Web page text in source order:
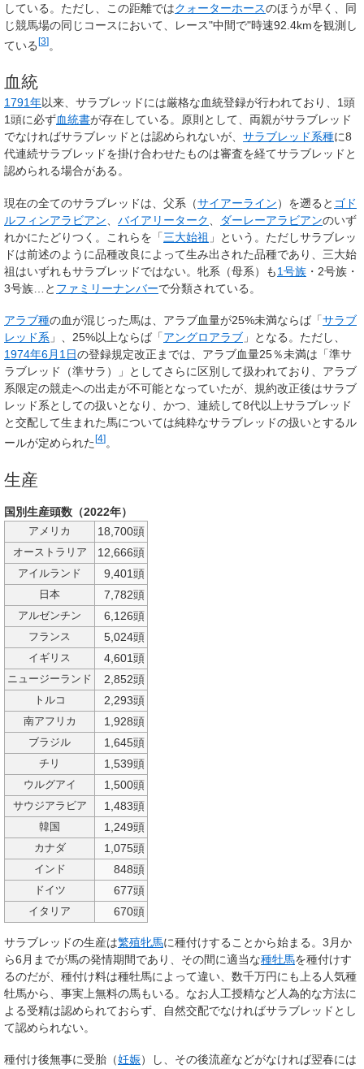
している。ただし、この距離ではクォーターホースのほうが早く、同
じ競馬場の同じコースにおいて、レース"中間で"時速92.4kmを観測し
ている[3]。
血統
1791年以来、サラブレッドには厳格な血統登録が行われており、1頭
1頭に必ず血統書が存在している。原則として、両親がサラブレッド
でなければサラブレッドとは認められないが、 サラブレッド系種に8
代連続サラブレッドを掛け合わせたものは審査を経てサラブレッドと
認められる場合がある。
現在の全てのサラブレッドは、父系（サイアーライン）を遡ると ゴド
ルフィンアラビアン
バイアリーターク ダーレーアラビアンのいず
れかにたどりつく。これらを「三大始祖 」という。ただしサラブレッ
ドは前述のように品種改良によって生み出された品種であり、三大始
祖はいずれもサラブレッドではない。牝系（母系）も1号族 ・2号族・
3号族…と ファミリーナンバーで分類されている。
アラブ種の血が混じった馬は、アラブ血量が25%未満ならば「サラブ
レッド系 」、25%以上ならば「アングロアラブ 」となる。ただし、
1974年6月1日の登録規定改正までは、アラブ血量25％未満は「準サ
ラブレッド（準サラ）」としてさらに区別して扱われており、アラブ
系限定の競走への出走が不可能となっていたが、規約改正後はサラブ
レッド系としての扱いとなり、かつ、連続して8代以上サラブレッド
と交配して生まれた馬については純粋なサラブレッドの扱いとするル
ールが定められた [4] 。
生産
国別生産頭数（2022年）
アメリカ 18,700頭
オーストラリア 12,666頭
アイルランド 9,401頭
日本 7,782頭
アルゼンチン 6,126頭
フランス 5,024頭
イギリス 4,601頭
ニュージーランド 2,852頭
トルコ 2,293頭
南アフリカ 1,928頭
ブラジル 1,645頭
チリ 1,539頭
ウルグアイ 1,500頭
サウジアラビア 1,483頭
韓国 1,249頭
カナダ 1,075頭
インド 848頭
ドイツ 677頭
イタリア 670頭
サラブレッドの生産は繁殖牝馬に種付けすることから始まる。3月か
ら6月までが馬の発情期間であり、その間に適当な種牡馬を種付けす
るのだが、種付け料は種牡馬によって違い、数千万円にも上る人気種
牡馬から、事実上無料の馬もいる。なお人工授精など人為的な方法に
よる受精は認められておらず、自然交配でなければサラブレッドとし
て認められない。
種付け後無事に受胎（妊娠）し、その後流産などがなければ翌春には